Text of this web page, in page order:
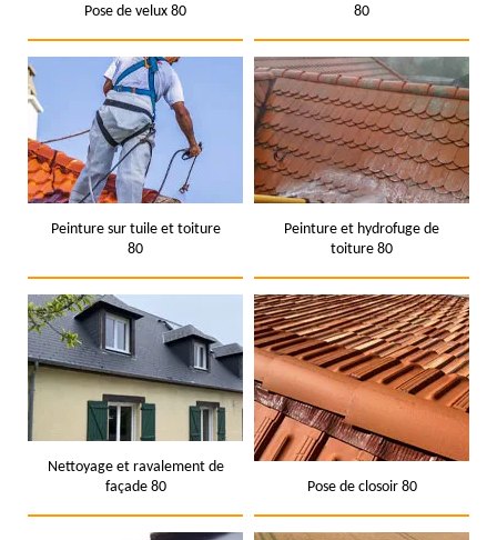
Pose de velux 80 80
Peinture sur tuile et toiture
80
Peinture et hydrofuge de
toiture 80
Nettoyage et ravalement de
façade 80
Pose de closoir 80